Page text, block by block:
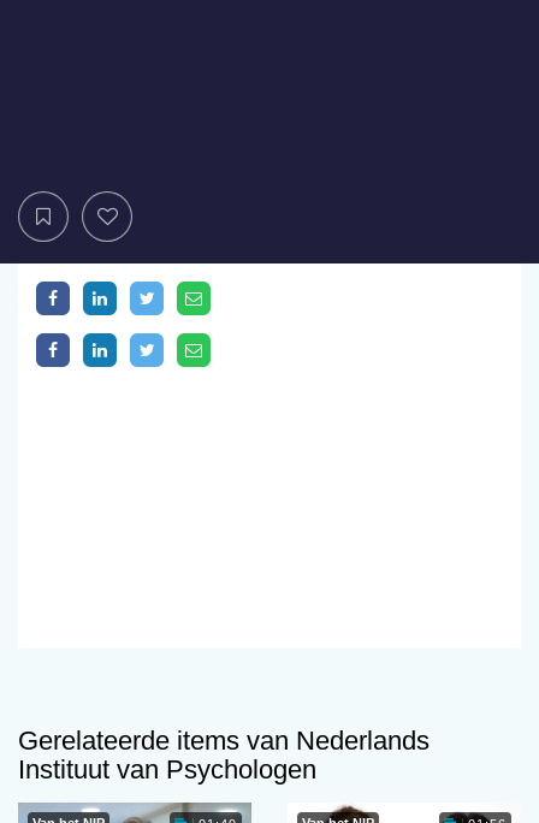
Gerelateerde items van Nederlands
Instituut van Psychologen